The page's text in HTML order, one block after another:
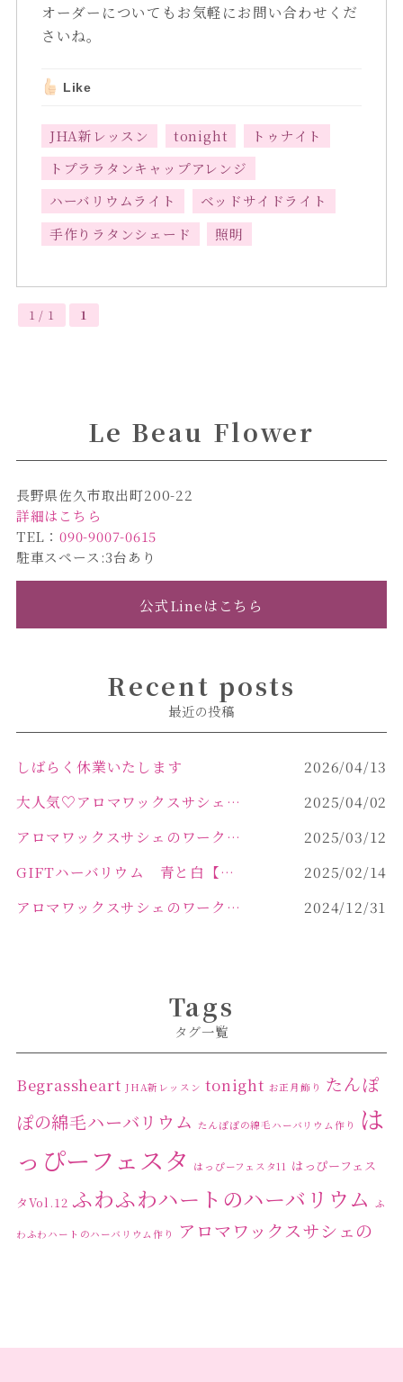
オーダーについてもお気軽にお問い合わせくだ
さいね。
Like
JHA新レッスン tonight
トゥナイト
トプララタンキャップアレンジ
ハーバリウムライト
ベッドサイドライト
手作りラタンシェード
照明
1 / 1 1
Le Beau Flower
長野県佐久市取出町200-22
詳細はこちら
TEL：090-9007-0615
駐車スペース:3台あり
公式Lineはこちら
Recent posts
最近の投稿
しばらく休業いたします
2026/04/13
大人気♡アロマワックスサシェ作り
2025/04/02
アロマワックスサシェのワークショップinPOLA中込原店 VOL.2
2025/03/12
GIFTハーバリウム 青と白【佐久市 ハーバリウム ギフト】
2025/02/14
アロマワックスサシェのワークショップinPOLA中込原店ご報告【佐久市 キャンドル サシェ】
2024/12/31
Tags
タグ一覧
Begrassheart JHA新レッスン tonight お正月飾り たんぽ
ぽの綿毛ハーバリウム たんぽぽの綿毛ハーバリウム作り
は
っぴーフェスタ
はっぴーフェスタ11 はっぴーフェス
タVol.12 ふわふわハートのハーバリウム ふ
わふわハートのハーバリウム作り
アロマワックスサシェの